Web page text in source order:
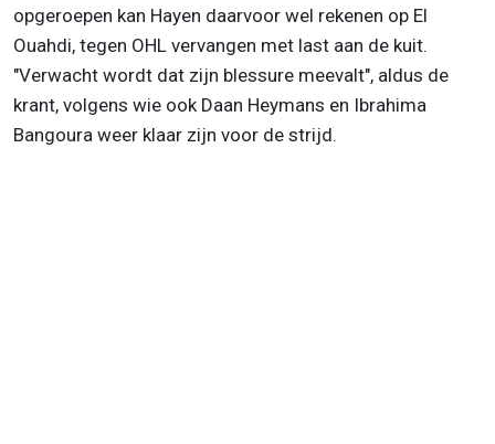
opgeroepen kan Hayen daarvoor wel rekenen op El
Ouahdi, tegen OHL vervangen met last aan de kuit.
"Verwacht wordt dat zijn blessure meevalt", aldus de
krant, volgens wie ook Daan Heymans en Ibrahima
Bangoura weer klaar zijn voor de strijd.